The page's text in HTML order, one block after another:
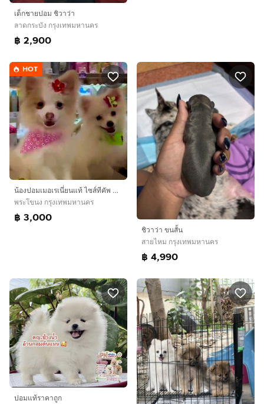
เด็กชายปอม ชิวาว่า
ลาดกระบัง กรุงเทพมหานคร
฿ 2,900
HOT
น้องปอมเมอเรเนี่ยนแท้ ไซส์ทีคัพ ฉีดวัคซีนรวมแล้วน้ิงสุขภาพแข็งแรงดีแล้ว 1 เข็ม
พระโขนง กรุงเทพมหานคร
฿ 3,000
ชิวาว่า ขนสั้น
สายไหม กรุงเทพมหานคร
฿ 4,990
ปอมแท้ราคาถูก